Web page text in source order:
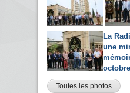
La
une
Toutes les photos